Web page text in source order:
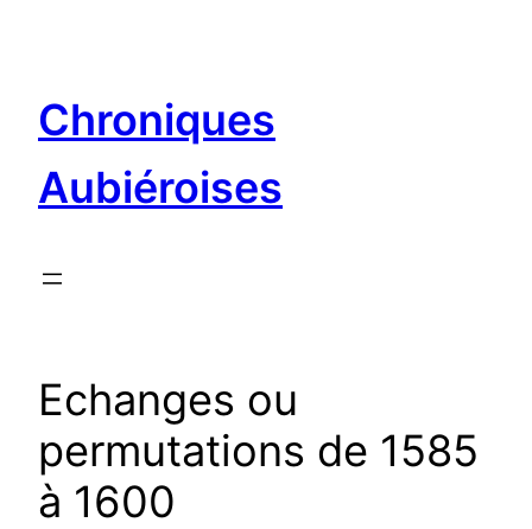
Chroniques
Aubiéroises
Echanges ou
permutations de 1585
à 1600